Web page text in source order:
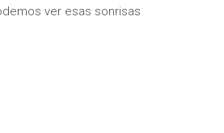
ver esas sonrisas